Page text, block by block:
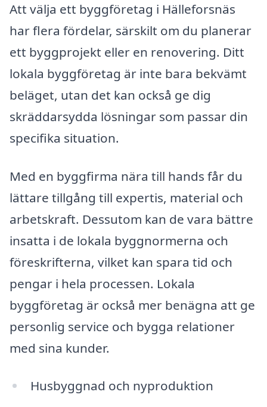
Att välja ett byggföretag i Hälleforsnäs
har flera fördelar, särskilt om du planerar
ett byggprojekt eller en renovering. Ditt
lokala byggföretag är inte bara bekvämt
beläget, utan det kan också ge dig
skräddarsydda lösningar som passar din
specifika situation.
Med en byggfirma nära till hands får du
lättare tillgång till expertis, material och
arbetskraft. Dessutom kan de vara bättre
insatta i de lokala byggnormerna och
föreskrifterna, vilket kan spara tid och
pengar i hela processen. Lokala
byggföretag är också mer benägna att ge
personlig service och bygga relationer
med sina kunder.
Husbyggnad och nyproduktion